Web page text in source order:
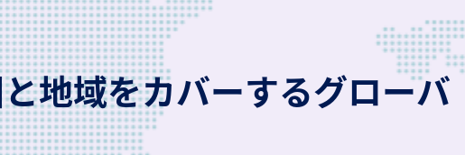
地域をカバーするグローバ